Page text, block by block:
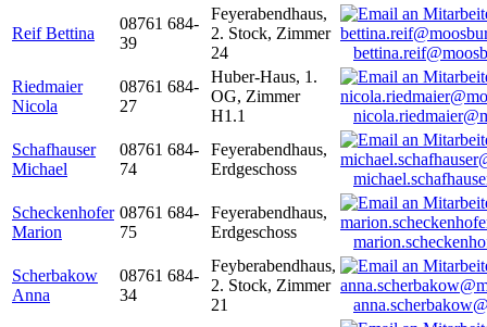
Reif Bettina
08761 684-
39
Feyerabendhaus,
2. Stock, Zimmer
24
Riedmaier
Nicola
08761 684-
27
Huber-Haus, 1.
OG, Zimmer
H1.1
Schafhauser
Michael
08761 684-
74
Feyerabendhaus,
Erdgeschoss
Scheckenhofer
Marion
08761 684-
75
Feyerabendhaus,
Erdgeschoss
Scherbakow
Anna
08761 684-
34
Feyberabendhaus,
2. Stock, Zimmer
21